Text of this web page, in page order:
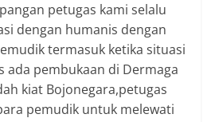
petugas kami selalu
dengan humanis dengan
termasuk ketika situasi
ada pembukaan di Dermaga
kiat Bojonegara,petugas
pemudik untuk melewati